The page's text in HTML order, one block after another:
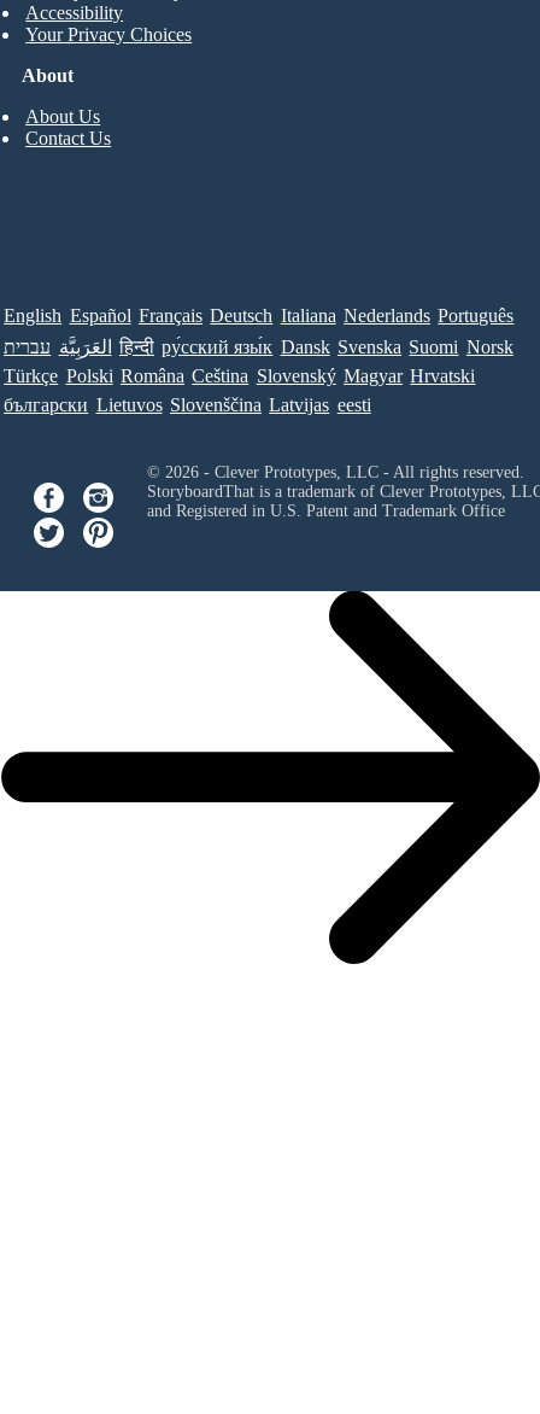
About
About Us
Contact Us
Accessibility
Your Privacy Choices
English Español Français Deutsch Italiana Nederlands Português
עברית العَرَبِيَّة हिन्दी ру́сский язы́к Dansk Svenska Suomi Norsk
Türkçe Polski Româna Ceština Slovenský Magyar Hrvatski
български Lietuvos Slovenščina Latvijas eesti
© 2026 - Clever Prototypes, LLC - All rights reserved.
StoryboardThat is a trademark of Clever Prototypes,
and Registered in U.S. Patent and Trademark Office